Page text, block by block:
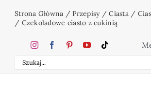
zawartości
Strona Główna /Przepisy/Ciasta/
/ Czekoladowe ciasto z cukinią
Szukaj